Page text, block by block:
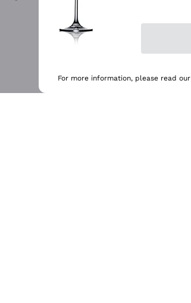
For more information, please read our